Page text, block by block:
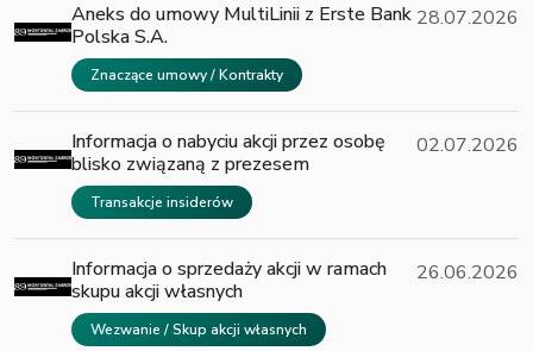
Aneks do umowy MultiLinii z Erste Bank
Polska S.A.
Znaczące umowy / Kontrakty
28.07.2026
Informacja o nabyciu akcji przez osobę
blisko związaną z prezesem
Transakcje insiderów
02.07.2026
Informacja o sprzedaży akcji w ramach
skupu akcji własnych
Wezwanie / Skup akcji własnych
26.06.2026